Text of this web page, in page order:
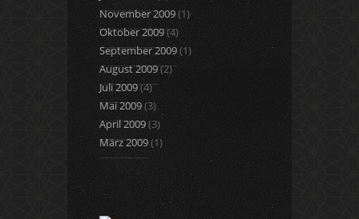
November 2009(1)
Oktober 2009(4)
September 2009(1)
August 2009(2)
Juli 2009(4)
Mai 2009(3)
April 2009(3)
März 2009(1)